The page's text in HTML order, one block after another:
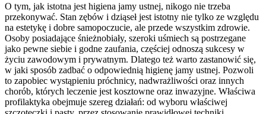
O tym, jak istotna jest higiena jamy ustnej, nikogo nie trzeba
przekonywać. Stan zębów i dziąseł jest istotny nie tylko ze względu
na estetykę i dobre samopoczucie, ale przede wszystkim zdrowie.
Osoby posiadające śnieżnobiały, szeroki uśmiech są postrzegane
jako pewne siebie i godne zaufania, częściej odnoszą sukcesy w
życiu zawodowym i prywatnym. Dlatego też warto zastanowić się,
w jaki sposób zadbać o odpowiednią higienę jamy ustnej. Pozwoli
to zapobiec wystąpieniu próchnicy, nadwrażliwości oraz innych
chorób, których leczenie jest kosztowne oraz inwazyjne. Właściwa
profilaktyka obejmuje szereg działań: od wyboru właściwej